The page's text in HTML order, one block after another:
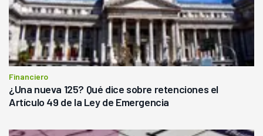
Financiero
¿Una nueva 125? Qué dice sobre retenciones el
Artículo 49 de la Ley de Emergencia